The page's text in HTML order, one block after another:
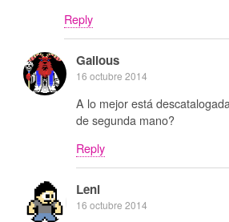
Reply
Galious
16 octubre 2014
A lo mejor está
de segunda mano?
Reply
Leni
16 octubre 2014